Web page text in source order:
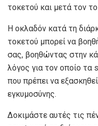
τοκετού και μετά τον
Η οκλαδόν κατά τη
τοκετού μπορεί να
σας, βοηθώντας στην
λόγος για τον οποίο τα
που πρέπει να
εγκυμοσύνης.
Δοκιμάστε αυτές τις